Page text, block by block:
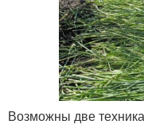
Возможны две